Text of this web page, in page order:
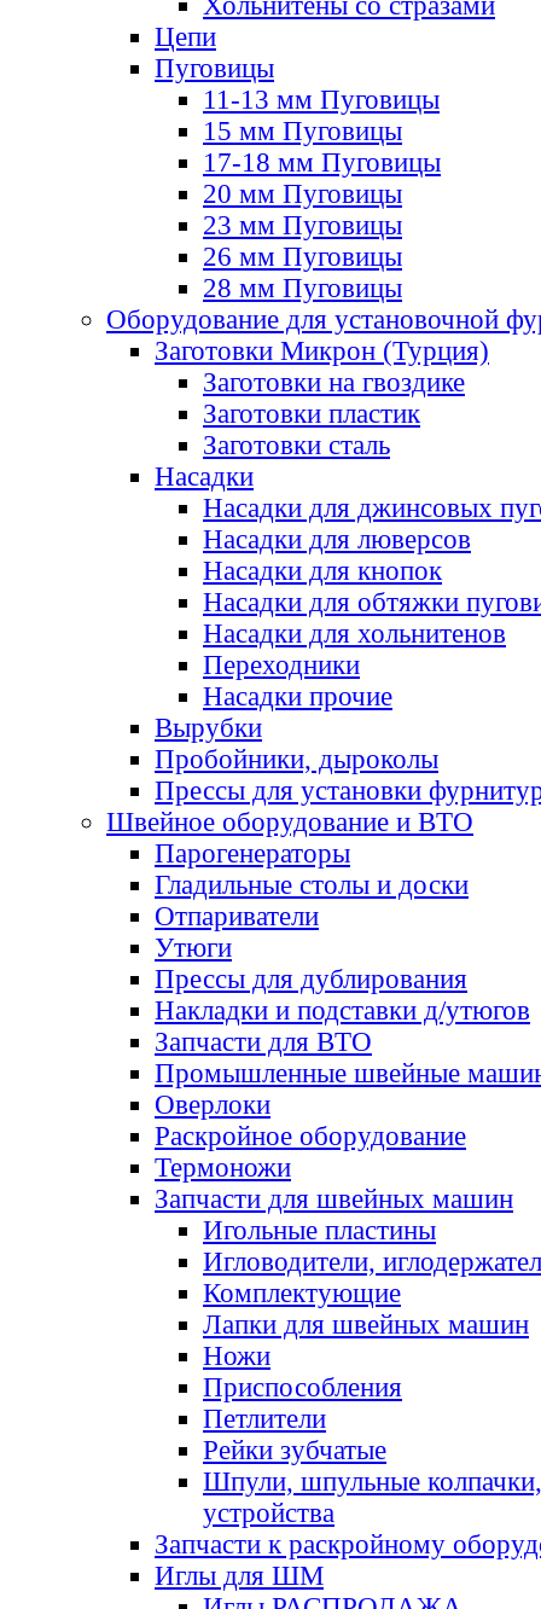
Цепи
Пуговицы
11-13 мм Пуговицы
15 мм Пуговицы
17-18 мм Пуговицы
20 мм Пуговицы
23 мм Пуговицы
26 мм Пуговицы
28 мм Пуговицы
Оборудование для установочной
Заготовки Микрон (Турция)
Заготовки на гвоздике
Заготовки пластик
Заготовки сталь
Насадки
Насадки для джинсовых
Насадки для люверсов
Насадки для кнопок
Насадки для обтяжки
Насадки для хольнитенов
Переходники
Насадки прочие
Вырубки
Пробойники, дыроколы
Прессы для установки
Швейное оборудование и ВТО
Парогенераторы
Гладильные столы и доски
Отпариватели
Утюги
Прессы для дублирования
Накладки и подставки д/утюгов
Запчасти для ВТО
Промышленные швейные
Оверлоки
Раскройное оборудование
Термоножи
Запчасти для швейных машин
Игольные пластины
Игловодители,
Комплектующие
Лапки для швейных машин
Ножи
Приспособления
Петлители
Рейки зубчатые
Шпули, шпульные
устройства
Запчасти к раскройному
Иглы для ШМ